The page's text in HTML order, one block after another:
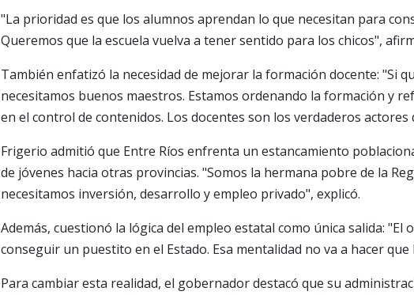
"La prioridad es que los alumnos aprendan lo que necesitan para
Queremos que la escuela vuelva a tener sentido para los chicos",
También enfatizó la necesidad de mejorar la formación docente: "Si
necesitamos buenos maestros. Estamos ordenando la formación y
en el control de contenidos. Los docentes son los verdaderos actores
Frigerio admitió que Entre Ríos enfrenta un estancamiento
de jóvenes hacia otras provincias. "Somos la hermana pobre de la
necesitamos inversión, desarrollo y empleo privado", explicó.
Además, cuestionó la lógica del empleo estatal como única salida: "El
conseguir un puestito en el Estado. Esa mentalidad no va a hacer
Para cambiar esta realidad, el gobernador destacó que su